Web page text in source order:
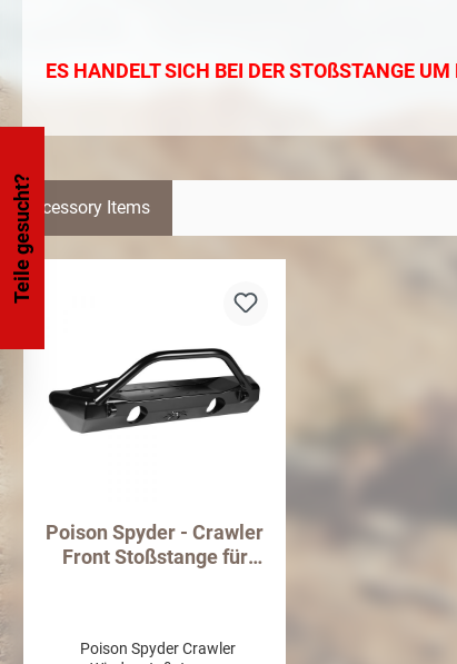
ES HANDELT SICH BEI DER STOßSTANGE
Accessory Items
Poison Spyder - Crawler
Front Stoßstange für
Poison Spyder Crawler
Teile gesucht?